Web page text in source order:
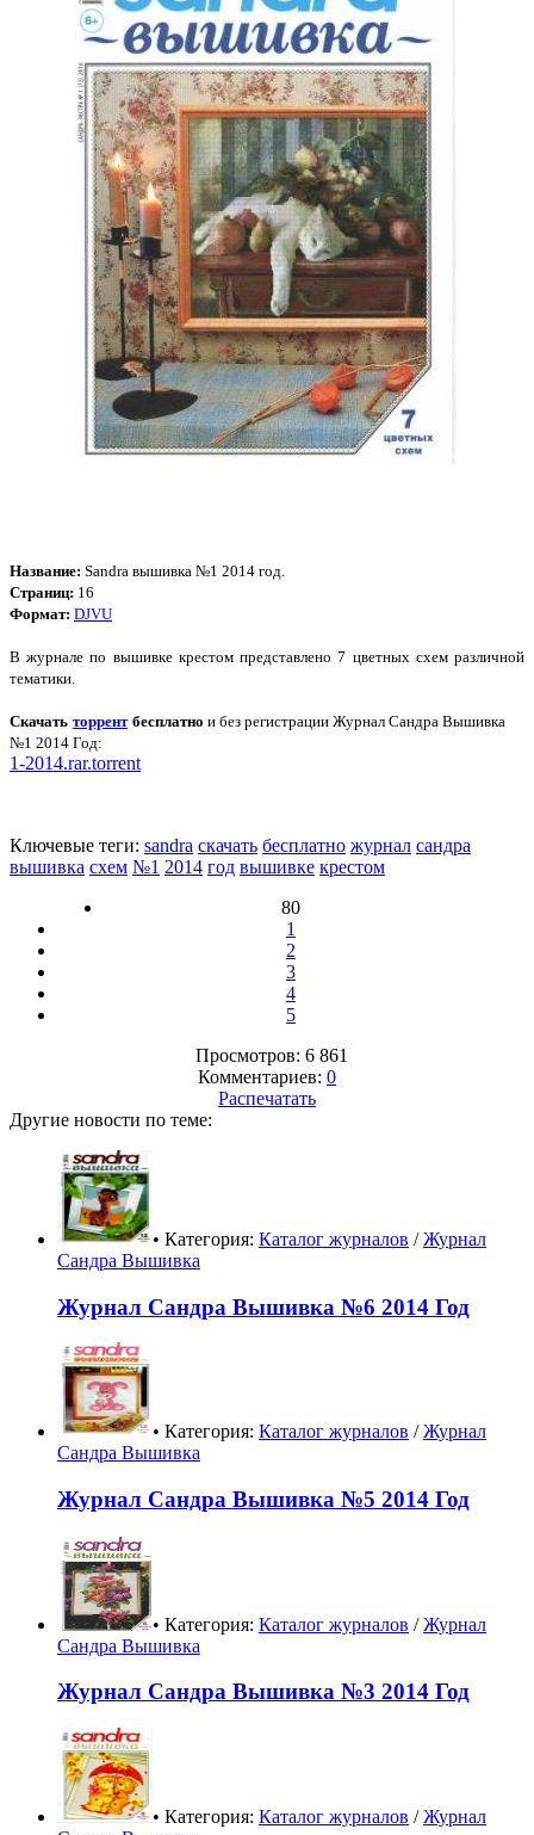
Название: Sandra вышивка №1 2014 год.
Страниц: 16
Формат: DJVU
В журнале по вышивке крестом представлено 7 цветных схем различной
тематики.
Скачатьторрентбесплатно и без регистрации Журнал Сандра Вышивка
№1 2014 Год:
1-2014.rar.torrent
Ключевые теги: sandra скачать бесплатно журнал сандра
вышивка схем №1 2014 год вышивке крестом
80
1
2
3
4
5
Просмотров: 6 861
Комментариев: 0
Распечатать
Другие новости по теме:
• Категория: Каталог журналов /Журнал
Сандра Вышивка
Журнал Сандра Вышивка №6 2014 Год
• Категория: Каталог журналов /Журнал
Сандра Вышивка
Журнал Сандра Вышивка №5 2014 Год
• Категория: Каталог журналов /Журнал
Сандра Вышивка
Журнал Сандра Вышивка №3 2014 Год
• Категория: Каталог журналов /Журнал